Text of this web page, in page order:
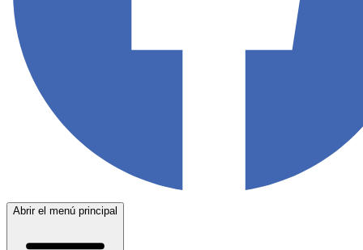
Abrir el menú principal